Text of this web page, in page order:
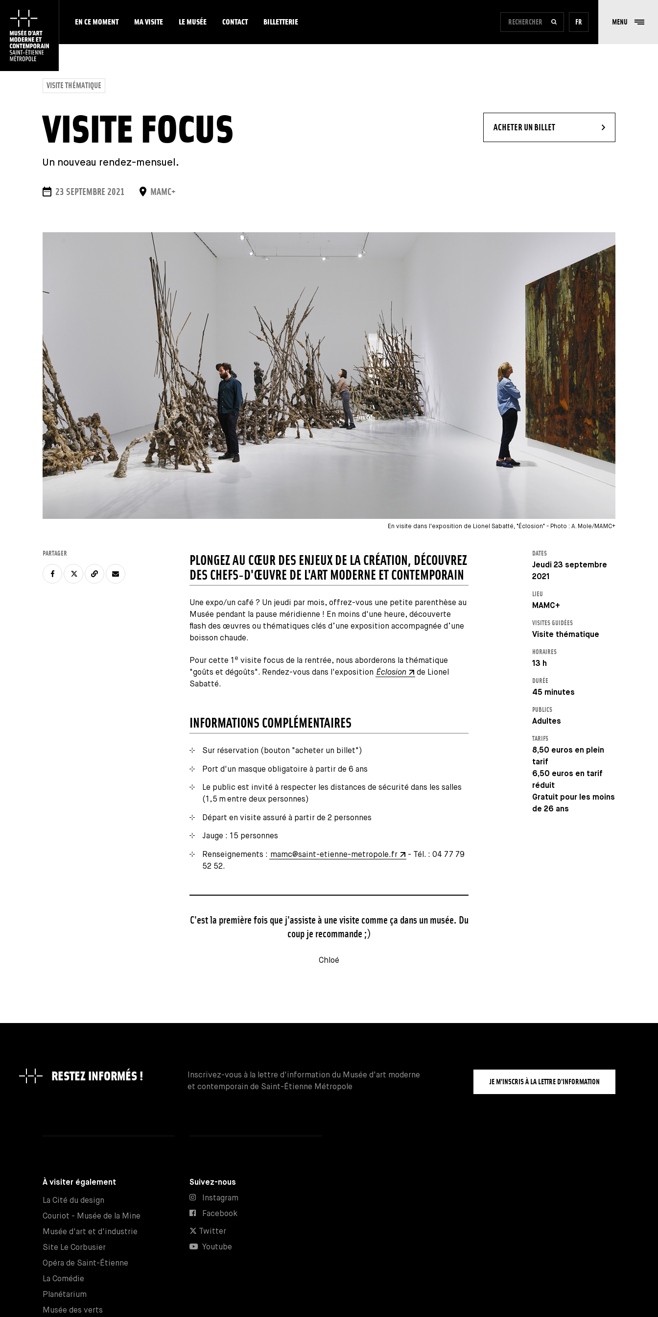
EN CE MOMENT MA VISITE LE MUSÉE CONTACT BILLETTERIE FORMULAIRE DE RECHERCHE DU SITE
RECHERCHERFR MENU
VISITE THÉMATIQUE
VISITE FOCUS
Un nouveau rendez-mensuel.
ACHETER UN BILLET- NOUVELLE FENÊTRE
DATES
23 SEPTEMBRE 2021 LIEU
MAMC+
En visite dans l'exposition de Lionel Sabatté, "Éclosion" - Photo : A. Mole/MAMC+
DATES
Jeudi 23 septembre
2021
LIEU
MAMC+
VISITES GUIDÉES
Visite thématique
HORAIRES
13 h
DURÉE
45 minutes
PUBLICS
Adultes
TARIFS
8,50 euros en plein
tarif
6,50 euros en tarif
réduit
Gratuit pour les moins
de 26 ans
PLONGEZ AU CŒUR DES ENJEUX DE LA CRÉATION, DÉCOUVREZ
DES CHEFS-D'ŒUVRE DE L'ART MODERNE ET CONTEMPORAIN
Une expo/un café ? Un jeudi par mois, offrez-vous une petite parenthèse au
Musée pendant la pause méridienne ! En moins d'une heure, découverte
flash des œuvres ou thématiques clés d’une exposition accompagnée d’une
boisson chaude.
Pour cette 1 e visite focus de la rentrée, nous aborderons la thématique
"goûts et dégoûts". Rendez-vous dans l'exposition Éclosion
de Lionel
Sabatté.
INFORMATIONS COMPLÉMENTAIRES
Sur réservation (bouton "acheter un billet")
Port d'un masque obligatoire à partir de 6 ans
Le public est invité à respecter les distances de sécurité dans les salles
(1,5 m entre deux personnes)
Départ en visite assuré à partir de 2 personnes
Jauge : 15 personnes
Renseignements : mamc@saint-etienne-metropole.fr
- Tél. : 04 77 79
52 52.
C'est la première fois que j'assiste à une visite comme ça dans un musée. Du
coup je recommande ;)
Chloé
PARTAGER
RESTEZ INFORMÉS !
Inscrivez-vous à la lettre d'information du Musée d'art moderne
et contemporain de Saint-Étienne Métropole
JE M'INSCRIS À LA LETTRE D'INFORMATION
À visiter également
La Cité du design
Couriot - Musée de la Mine
Musée d'art et d'industrie
Site Le Corbusier
Opéra de Saint-Étienne
La Comédie
Planétarium
Musée des verts
Suivez-nous
Instagram
FacebookNouvelle fenêtre
TwitterNouvelle fenêtre
Youtube